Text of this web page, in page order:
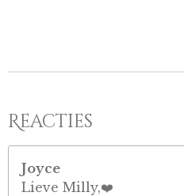
Reacties
Joyce
Lieve Milly,❤️